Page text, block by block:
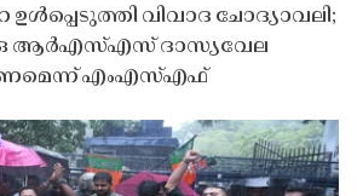
വിവാദ ചോദ്യാവലി;
ആർഎസ്എസ് ദാസ്യവേല
എംഎസ്എഫ്